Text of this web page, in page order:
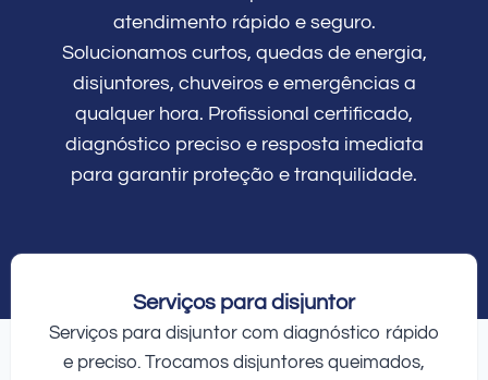
atendimento rápido e seguro.
Solucionamos curtos, quedas de energia,
disjuntores, chuveiros e emergências a
qualquer hora. Profissional certificado,
diagnóstico preciso e resposta imediata
para garantir proteção e tranquilidade.
Serviços para disjuntor
Serviços para disjuntor com diagnóstico rápido
e preciso. Trocamos disjuntores queimados,